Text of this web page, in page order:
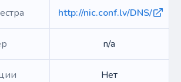
http://nic.conf.lv/DNS/
n/a
Нет